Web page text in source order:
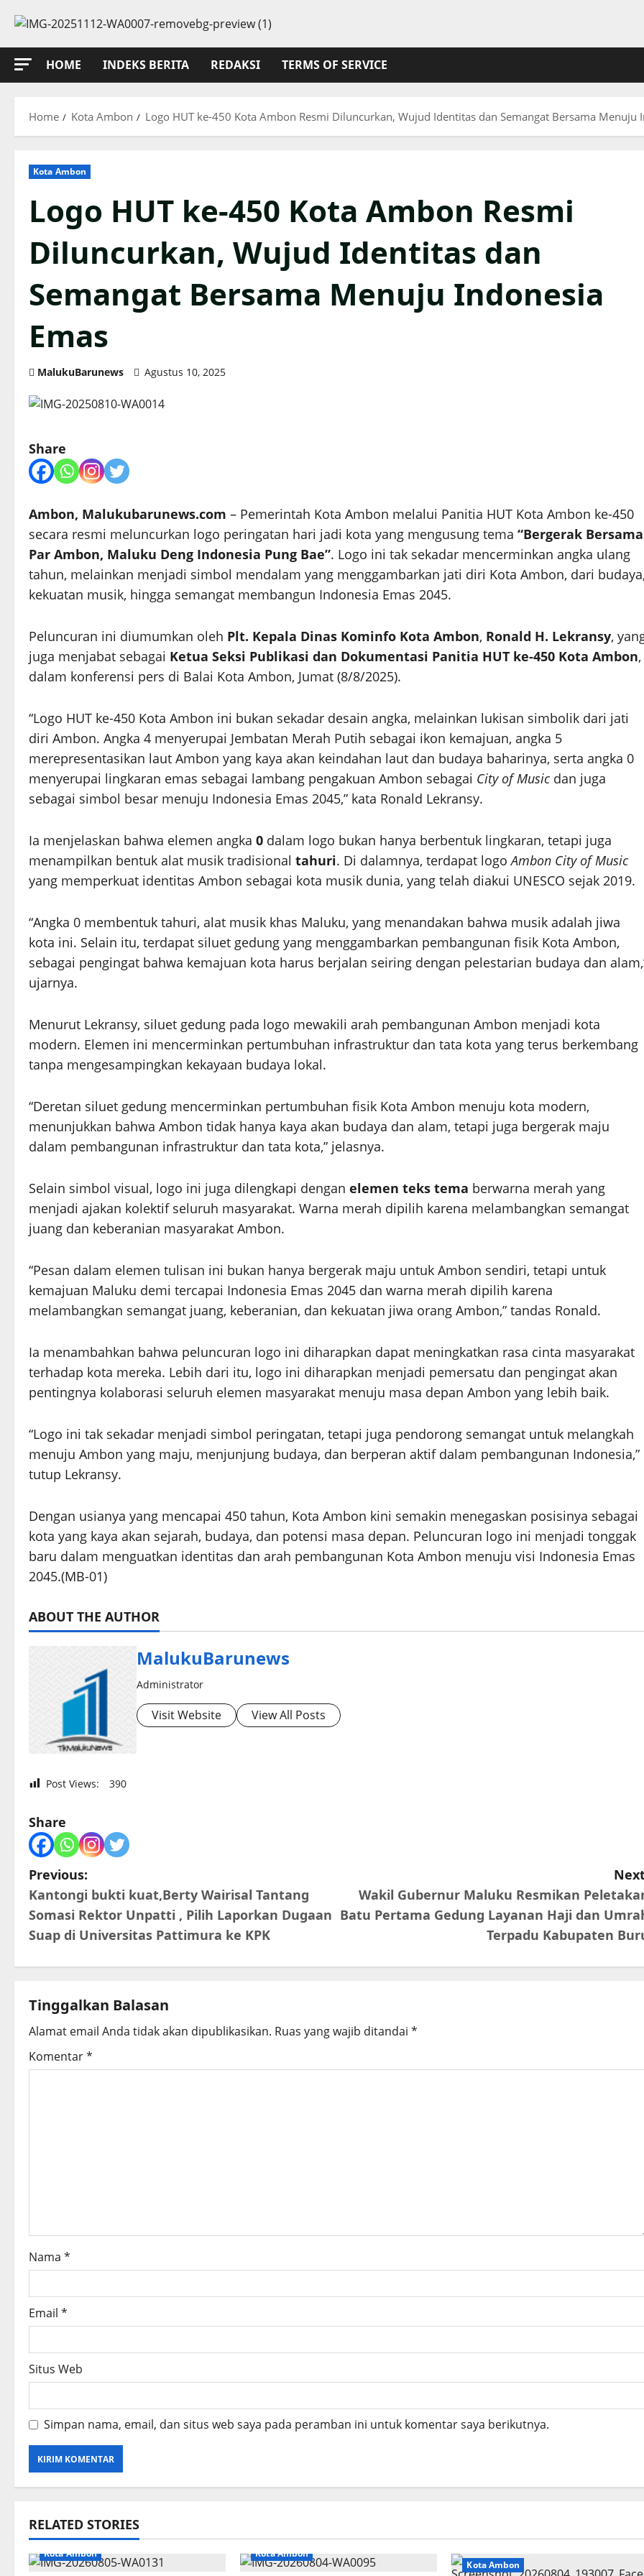
content
HOME
INDEKS BERITA REDAKSI TERMS OF SERVICE
Home Kota Ambon Logo HUT ke-450 Kota Ambon Resmi Diluncurkan, Wujud Identitas dan Semangat Bersama Menuju
Kota Ambon
Logo HUT ke-450 Kota Ambon Resmi
Diluncurkan, Wujud Identitas dan
Semangat Bersama Menuju Indonesia
Emas
MalukuBarunews Agustus 10, 2025
Share
Ambon, Malukubarunews.com – Pemerintah Kota Ambon melalui Panitia HUT Kota Ambon ke-450
secara resmi meluncurkan logo peringatan hari jadi kota yang mengusung tema “Bergerak Bersama
Par Ambon, Maluku Deng Indonesia Pung Bae”. Logo ini tak sekadar mencerminkan angka ulang
tahun, melainkan menjadi simbol mendalam yang menggambarkan jati diri Kota Ambon, dari
kekuatan musik, hingga semangat membangun Indonesia Emas 2045.
Peluncuran ini diumumkan oleh Plt. Kepala Dinas Kominfo Kota Ambon, Ronald H. Lekransy,
juga menjabat sebagai Ketua Seksi Publikasi dan Dokumentasi Panitia HUT ke-450 Kota Ambon,
dalam konferensi pers di Balai Kota Ambon, Jumat (8/8/2025).
“Logo HUT ke-450 Kota Ambon ini bukan sekadar desain angka, melainkan lukisan simbolik dari jati
diri Ambon. Angka 4 menyerupai Jembatan Merah Putih sebagai ikon kemajuan, angka 5
merepresentasikan laut Ambon yang kaya akan keindahan laut dan budaya baharinya, serta angka 0
menyerupai lingkaran emas sebagai lambang pengakuan Ambon sebagai City of Music dan juga
sebagai simbol besar menuju Indonesia Emas 2045,” kata Ronald Lekransy.
Ia menjelaskan bahwa elemen angka 0 dalam logo bukan hanya berbentuk lingkaran, tetapi juga
menampilkan bentuk alat musik tradisional tahuri. Di dalamnya, terdapat logoAmbon City of Music
yang memperkuat identitas Ambon sebagai kota musik dunia, yang telah diakui UNESCO sejak 2019.
“Angka 0 membentuk tahuri, alat musik khas Maluku, yang menandakan bahwa musik adalah jiwa
kota ini. Selain itu, terdapat siluet gedung yang menggambarkan pembangunan fisik Kota Ambon,
sebagai pengingat bahwa kemajuan kota harus berjalan seiring dengan pelestarian budaya dan
ujarnya.
Menurut Lekransy, siluet gedung pada logo mewakili arah pembangunan Ambon menjadi kota
modern. Elemen ini mencerminkan pertumbuhan infrastruktur dan tata kota yang terus berkembang
tanpa mengesampingkan kekayaan budaya lokal.
“Deretan siluet gedung mencerminkan pertumbuhan fisik Kota Ambon menuju kota modern,
menunjukkan bahwa Ambon tidak hanya kaya akan budaya dan alam, tetapi juga bergerak maju
dalam pembangunan infrastruktur dan tata kota,” jelasnya.
Selain simbol visual, logo ini juga dilengkapi dengan elemen teks tema berwarna merah yang
menjadi ajakan kolektif seluruh masyarakat. Warna merah dipilih karena melambangkan semangat
juang dan keberanian masyarakat Ambon.
“Pesan dalam elemen tulisan ini bukan hanya bergerak maju untuk Ambon sendiri, tetapi untuk
kemajuan Maluku demi tercapai Indonesia Emas 2045 dan warna merah dipilih karena
melambangkan semangat juang, keberanian, dan kekuatan jiwa orang Ambon,” tandas Ronald.
Ia menambahkan bahwa peluncuran logo ini diharapkan dapat meningkatkan rasa cinta masyarakat
terhadap kota mereka. Lebih dari itu, logo ini diharapkan menjadi pemersatu dan pengingat akan
pentingnya kolaborasi seluruh elemen masyarakat menuju masa depan Ambon yang lebih baik.
“Logo ini tak sekadar menjadi simbol peringatan, tetapi juga pendorong semangat untuk melangkah
menuju Ambon yang maju, menjunjung budaya, dan berperan aktif dalam pembangunan Indonesia,”
tutup Lekransy.
Dengan usianya yang mencapai 450 tahun, Kota Ambon kini semakin menegaskan posisinya sebagai
kota yang kaya akan sejarah, budaya, dan potensi masa depan. Peluncuran logo ini menjadi tonggak
baru dalam menguatkan identitas dan arah pembangunan Kota Ambon menuju visi Indonesia Emas
2045.(MB-01)
ABOUT THE AUTHOR
MalukuBarunews
Administrator
Visit Website View All Posts
Post Views: 390
Share
P
o
s
t
n
a
v
o
n
Previous:
Kantongi bukti kuat,Berty Wairisal Tantang
Somasi Rektor Unpatti , Pilih Laporkan Dugaan
Suap di Universitas Pattimura ke KPK
Wakil Gubernur Maluku Resmikan
Batu Pertama Gedung Layanan Haji dan
Terpadu Kabupaten
Tinggalkan Balasan
Alamat email Anda tidak akan dipublikasikan. Ruas yang wajib ditandai *
Komentar*
Nama *
Email *
Situs Web
Simpan nama, email, dan situs web saya pada peramban ini untuk komentar saya berikutnya.
RELATED STORIES
Kota Ambon
Kota Ambon
Kota Ambon